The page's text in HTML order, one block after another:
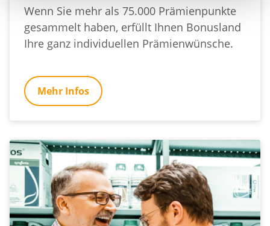
Wenn Sie mehr als 75.000 Prämienpunkte
gesammelt haben, erfüllt Ihnen Bonusland
Ihre ganz individuellen Prämienwünsche.
Mehr Infos